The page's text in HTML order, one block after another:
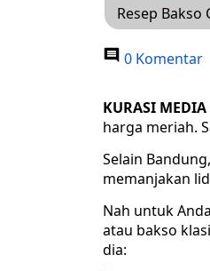
Resep Bakso
0 Komentar
KURASI MEDIA
harga meriah.
Selain
memanjakan
Nah untuk
atau bakso
dia: